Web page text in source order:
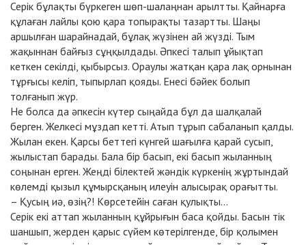
Серік бұлақты бүркеген шөп-шалаңнан арылтты. Қайнарға
құлаған лайлы қою қара топырақты тазартты. Шаңы
аршылған шарайнадай, бұлақ жүзінен ай жүзді. Тым
жақыннан байғыз сұңқылдады. Әпкесі талып ұйықтап
кеткен секілді, қыбырсыз. Ораулы жатқан қара лақ орнынан
тұрғысы келіп, тыпырлап қояды. Енесі бәйек болып
толғанып жүр.
Не болса да әпкесін күтер сыңайда бұл да шалқалай
берген. Желкесі мұздап кетті. Атып тұрып сабаланып қалды.
Жылан екен. Қарсы беттегі күнгей шағылға қарай сусып,
жылыстап барады. Бала бір басып, екі басып жыланның
соңынан ерген. Жеңді білектей жәндік күркенің жұртындай
көлемді қызыл құмырсқаның илеуін алысырақ орағытты.
– Қусың иә, өзің?! Көрсетейін саған қулықты...
Серік екі аттап жыланның құйрығын баса қойды. Басын тік
шаншып, жерден қарыс сүйем көтерілгенде, бір қолымен